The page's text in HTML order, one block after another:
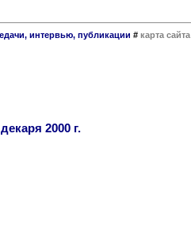
интервью, публикации # карта сайта
2000 г.